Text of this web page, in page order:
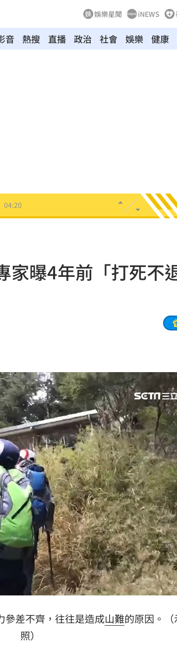
娛樂星聞 iNEWS
音 熱搜 直播 政治 社會 娛樂 健康
04:20
03:10 曝4年前「打死不
參差不齊，往往是造成山難的原因。
照）